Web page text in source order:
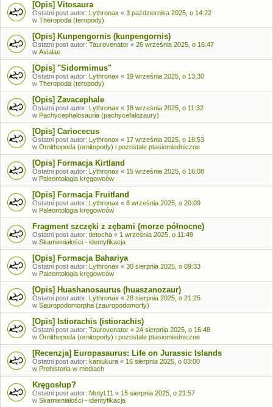
[Opis] Vitosaura
Ostatni post autor: Lythronax « 3 października 2025, o 14:22
w Theropoda (teropody)
[Opis] Kunpengornis (kunpengornis)
Ostatni post autor: Taurovenator « 26 września 2025, o 16:47
w Avialae
[Opis] "Sidormimus"
Ostatni post autor: Lythronax « 19 września 2025, o 13:30
w Theropoda (teropody)
[Opis] Zavacephale
Ostatni post autor: Lythronax « 18 września 2025, o 11:32
w Pachycephalosauria (pachycefalozaury)
[Opis] Cariocecus
Ostatni post autor: Lythronax « 17 września 2025, o 18:53
w Ornithopoda (ornitopody) i pozostałe ptasiomiedniczne
[Opis] Formacja Kirtland
Ostatni post autor: Lythronax « 15 września 2025, o 16:08
w Paleontologia kręgowców
[Opis] Formacja Fruitland
Ostatni post autor: Lythronax « 8 września 2025, o 20:09
w Paleontologia kręgowców
Fragment szczęki z zębami (morze północne)
Ostatni post autor: tletocha « 1 września 2025, o 11:49
w Skamieniałości - identyfikacja
[Opis] Formacja Bahariya
Ostatni post autor: Lythronax « 30 sierpnia 2025, o 09:33
w Paleontologia kręgowców
[Opis] Huashanosaurus (huaszanozaur)
Ostatni post autor: Lythronax « 28 sierpnia 2025, o 21:25
w Sauropodomorpha (zauropodomorfy)
[Opis] Istiorachis (istiorachis)
Ostatni post autor: Taurovenator « 24 sierpnia 2025, o 16:48
w Ornithopoda (ornitopody) i pozostałe ptasiomiedniczne
[Recenzja] Europasaurus: Life on Jurassic Islands
Ostatni post autor: kaniukura « 16 sierpnia 2025, o 03:00
w Prehistoria w mediach
Kręgosłup?
Ostatni post autor: Motyl.11 « 15 sierpnia 2025, o 21:57
w Skamieniałości - identyfikacja